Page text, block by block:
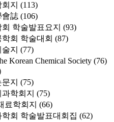
지 (113)
會誌 (106)
학술발표요지 (93)
회 학술대회 (87)
지 (77)
Korean Chemical Society (76)
지 (75)
학회지 (75)
료학회지 (66)
회 학술발표대회집 (62)